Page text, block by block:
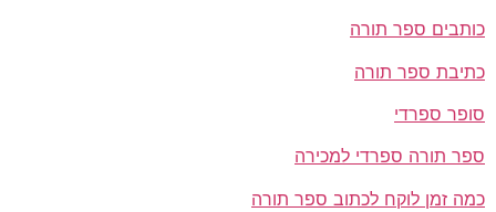
כותבים ספר תורה
כתיבת ספר תורה
סופר ספרדי
ספר תורה ספרדי למכירה
כמה זמן לוקח לכתוב ספר תורה